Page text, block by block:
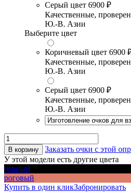
Серый цвет 6900 ₽
Качественные,
Ю.-В. Азии
Выберите цвет
Коричневый цвет 6900
Качественные,
Ю.-В. Азии
Серый цвет 6900 ₽
Качественные,
Ю.-В. Азии
В корзину
Заказать очки с этой
У этой модели есть другие цвета
черный
роговый
Купить в один кликЗабронировать